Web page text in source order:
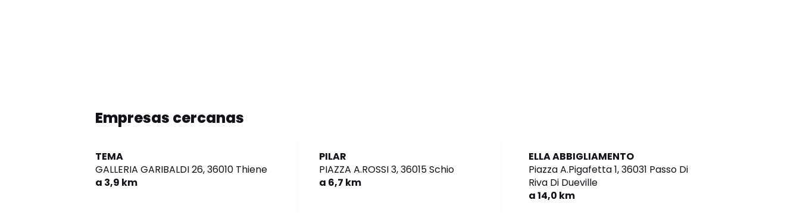
Empresas cercanas
TEMA
GALLERIA GARIBALDI 26,36010 Thiene
a 3,9 km
PILAR
PIAZZA A.ROSSI 3,36015 Schio
a 6,7 km
ELLA ABBIGLIAMENTO
Piazza A.Pigafetta 1,36031 Passo Di
Riva Di Dueville
a 14,0 km